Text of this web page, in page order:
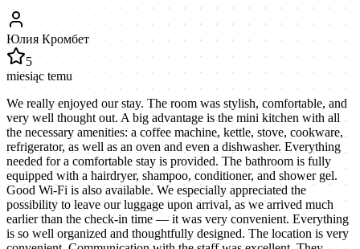
Юлия Кромбет
5
miesiąc temu
We really enjoyed our stay. The room was stylish, comfortable, and
very well thought out. A big advantage is the mini kitchen with all
the necessary amenities: a coffee machine, kettle, stove, cookware,
refrigerator, as well as an oven and even a dishwasher. Everything
needed for a comfortable stay is provided. The bathroom is fully
equipped with a hairdryer, shampoo, conditioner, and shower gel.
Good Wi-Fi is also available. We especially appreciated the
possibility to leave our luggage upon arrival, as we arrived much
earlier than the check-in time — it was very convenient. Everything
is so well organized and thoughtfully designed. The location is very